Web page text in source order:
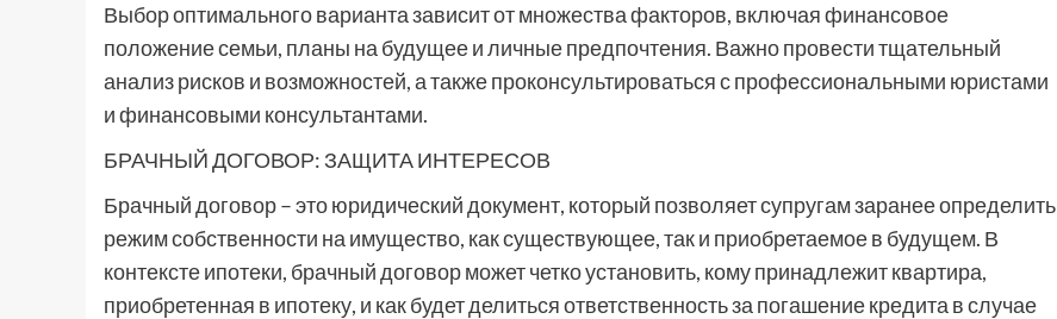
Выбор оптимального варианта зависит от множества факторов, включая финансовое
положение семьи, планы на будущее и личные предпочтения. Важно провести тщательный
анализ рисков и возможностей, а также проконсультироваться с профессиональными юристами
и финансовыми консультантами.
БРАЧНЫЙ ДОГОВОР: ЗАЩИТА ИНТЕРЕСОВ
Брачный договор – это юридический документ, который позволяет супругам заранее определить
режим собственности на имущество, как существующее, так и приобретаемое в будущем. В
контексте ипотеки, брачный договор может четко установить, кому принадлежит квартира,
приобретенная в ипотеку, и как будет делиться ответственность за погашение кредита в случае